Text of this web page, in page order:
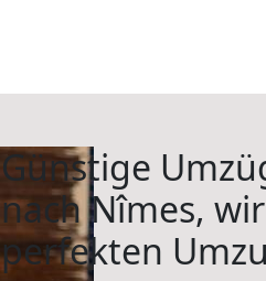
Günstige
nach Nîmes,
perfekten